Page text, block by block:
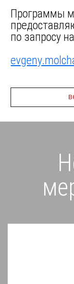
Программы
по запросу